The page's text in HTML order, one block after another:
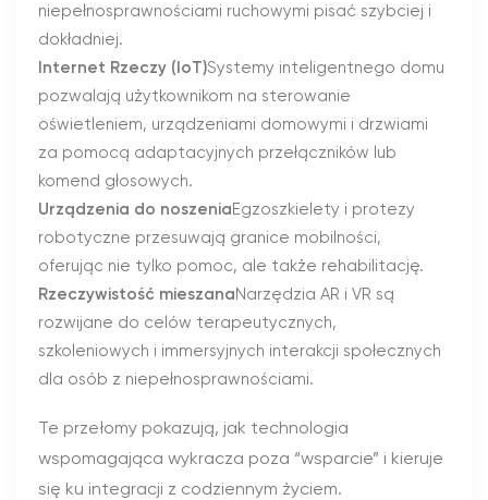
niepełnosprawnościami ruchowymi pisać szybciej i
dokładniej.
Internet Rzeczy (IoT)Systemy inteligentnego domu
pozwalają użytkownikom na sterowanie
oświetleniem, urządzeniami domowymi i drzwiami
za pomocą adaptacyjnych przełączników lub
komend głosowych.
Urządzenia do noszeniaEgzoszkielety i protezy
robotyczne przesuwają granice mobilności,
oferując nie tylko pomoc, ale także rehabilitację.
Rzeczywistość mieszanaNarzędzia AR i VR są
rozwijane do celów terapeutycznych,
szkoleniowych i immersyjnych interakcji społecznych
dla osób z niepełnosprawnościami.
Te przełomy pokazują, jak technologia
wspomagająca wykracza poza “wsparcie” i kieruje
się ku integracji z codziennym życiem.